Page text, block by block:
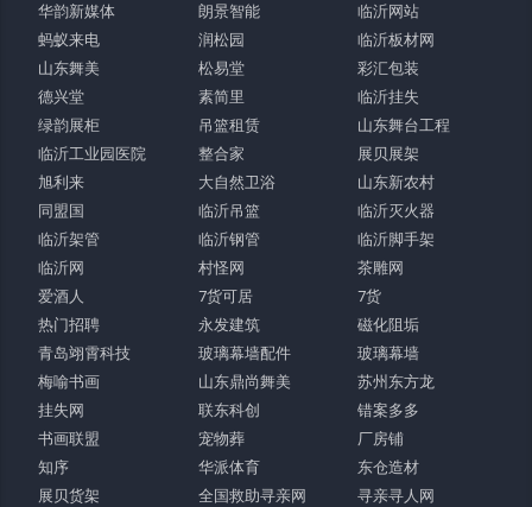
华韵新媒体
朗景智能
临沂网站
蚂蚁来电
润松园
临沂板材网
山东舞美
松易堂
彩汇包装
德兴堂
素简里
临沂挂失
绿韵展柜
吊篮租赁
山东舞台工程
临沂工业园医院
整合家
展贝展架
旭利来
大自然卫浴
山东新农村
同盟国
临沂吊篮
临沂灭火器
临沂架管
临沂钢管
临沂脚手架
临沂网
村怪网
茶雕网
爱酒人
7货可居
7货
热门招聘
永发建筑
磁化阻垢
青岛翊霄科技
玻璃幕墙配件
玻璃幕墙
梅喻书画
山东鼎尚舞美
苏州东方龙
挂失网
联东科创
错案多多
书画联盟
宠物葬
厂房铺
知序
华派体育
东仓造材
展贝货架
全国救助寻亲网
寻亲寻人网